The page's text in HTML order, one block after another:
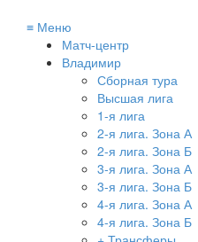
≡ Меню
Матч-центр
Владимир
Сборная тура
Высшая лига
1-я лига
2-я лига. Зона А
2-я лига. Зона Б
3-я лига. Зона А
3-я лига. Зона Б
4-я лига. Зона А
4-я лига. Зона Б